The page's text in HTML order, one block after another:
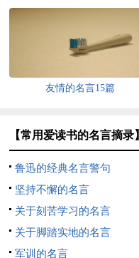
友情的名言15篇
【常用爱读书的名言摘录
鲁迅的经典名言警句
坚持不懈的名言
关于刻苦学习的名言
关于脚踏实地的名言
军训的名言